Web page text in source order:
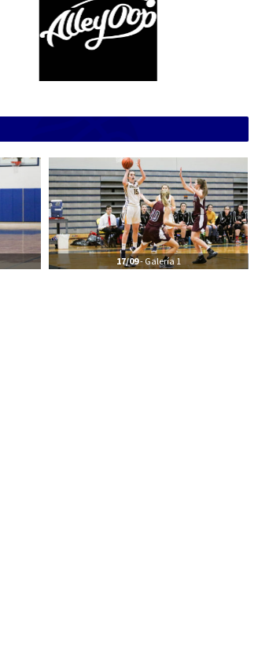
17/09- Galería 1